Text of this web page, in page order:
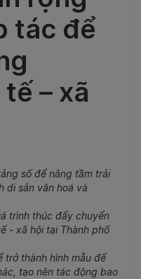
tác để
– xã
số để nâng tầm trải
di sản văn hoá và
trình thúc đẩy chuyển
- xã hội tại Thành phố
trở thành hình mẫu để
tạo nên tác động bao